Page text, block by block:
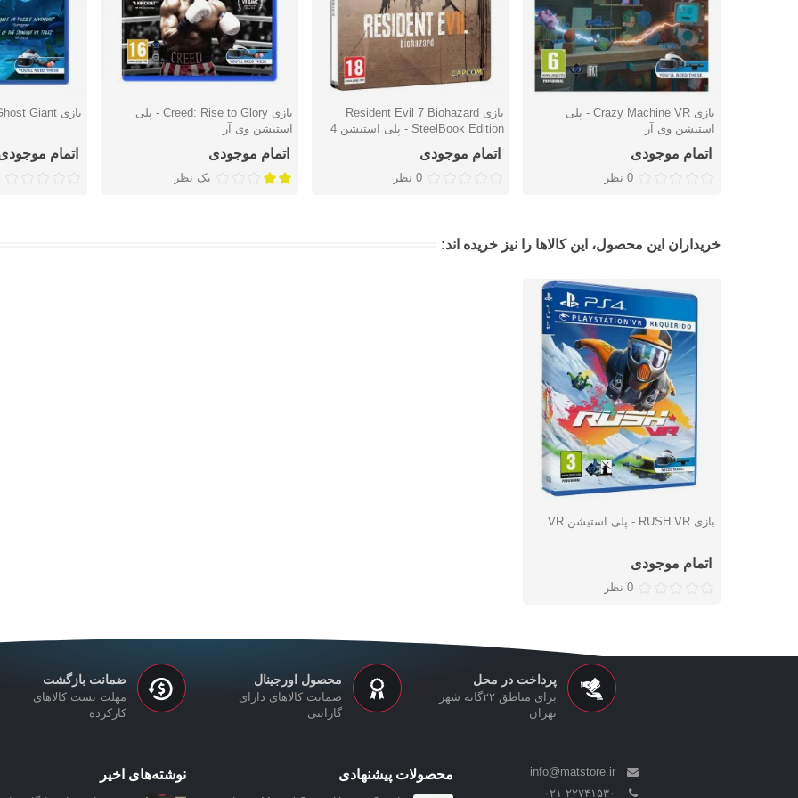
دوست داشتن
بازی Crazy Machine VR - پلی
استیشن وی آر
اتمام موجودی
0 نظر
دوست داشتن
بازی Resident Evil 7 Biohazard
SteelBook Edition - پلی استیشن 4
اتمام موجودی
0 نظر
دوست داشتن
بازی Creed: Rise to Glory - پلی
استیشن وی آر
اتمام موجودی
یک نظر
دوست بازی Ghost Giant - پلی استیشن VR
اتمام
خریداران این محصول، این کالاها را نیز خریده اند:
دوست داشتن بازی RUSH VR - پلی استیشن VR
اتمام موجودی
0 نظر
پرداخت در محل
برای مناطق ۲۲گانه شهر
تهران
محصول اورجینال
ضمانت کالاهای دارای
گارانتی
ضمانت بازگشت
مهلت تست کالاهای
کارکرده
info@matstore.ir
۰۲۱-۲۲۷۴۱۵۳۰
محصولات پیشنهادی نوشته‌های اخیر